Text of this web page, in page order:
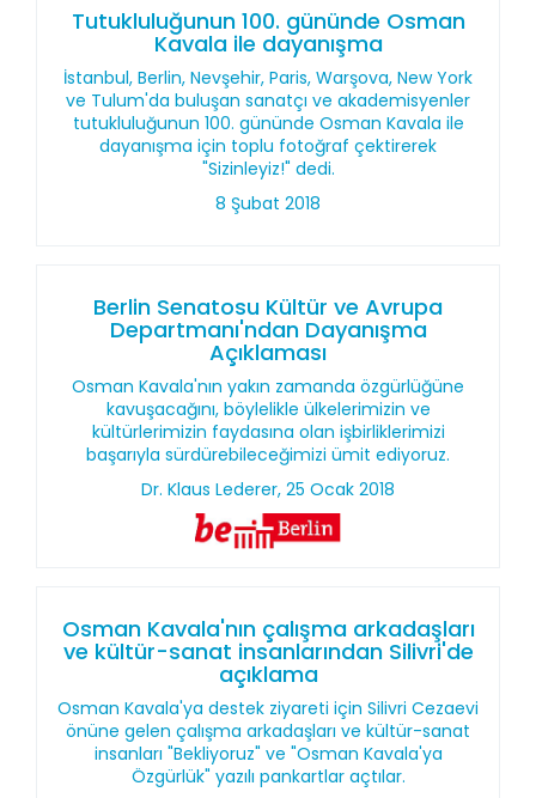
Tutukluluğunun 100. gününde Osman
Kavala ile dayanışma
İstanbul, Berlin, Nevşehir, Paris, Warşova, New York
ve Tulum'da buluşan sanatçı ve akademisyenler
tutukluluğunun 100. gününde Osman Kavala ile
dayanışma için toplu fotoğraf çektirerek
"Sizinleyiz!" dedi.
8 Şubat 2018
Berlin Senatosu Kültür ve Avrupa
Departmanı'ndan Dayanışma
Açıklaması
Osman Kavala'nın yakın zamanda özgürlüğüne
kavuşacağını, böylelikle ülkelerimizin ve
kültürlerimizin faydasına olan işbirliklerimizi
başarıyla sürdürebileceğimizi ümit ediyoruz.
Dr. Klaus Lederer, 25 Ocak 2018
Osman Kavala'nın çalışma arkadaşları
ve kültür-sanat insanlarından Silivri'de
açıklama
Osman Kavala'ya destek ziyareti için Silivri Cezaevi
önüne gelen çalışma arkadaşları ve kültür-sanat
insanları "Bekliyoruz" ve "Osman Kavala'ya
Özgürlük" yazılı pankartlar açtılar.